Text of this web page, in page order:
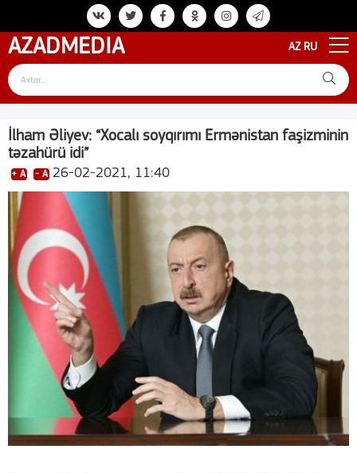
AZADMEDIA AZ RU
İlham Əliyev: “Xocalı soyqırımı Ermənistan faşizminin
təzahürü idi”
+ A - A 26-02-2021, 11:40